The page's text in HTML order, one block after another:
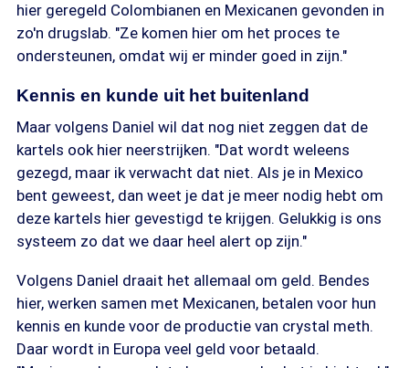
hier geregeld Colombianen en Mexicanen gevonden in
zo'n drugslab. "Ze komen hier om het proces te
ondersteunen, omdat wij er minder goed in zijn."
Kennis en kunde uit het buitenland
Maar volgens Daniel wil dat nog niet zeggen dat de
kartels ook hier neerstrijken. "Dat wordt weleens
gezegd, maar ik verwacht dat niet. Als je in Mexico
bent geweest, dan weet je dat je meer nodig hebt om
deze kartels hier gevestigd te krijgen. Gelukkig is ons
systeem zo dat we daar heel alert op zijn."
Volgens Daniel draait het allemaal om geld. Bendes
hier, werken samen met Mexicanen, betalen voor hun
kennis en kunde voor de productie van crystal meth.
Daar wordt in Europa veel geld voor betaald.